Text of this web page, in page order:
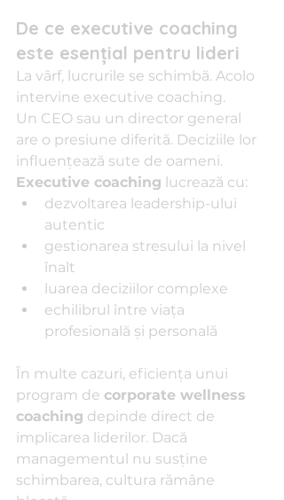
De ce executive coaching
este esențial pentru lideri
La vârf, lucrurile se schimbă. Acolo
intervine executive coaching.
Un CEO sau un director general
are o presiune diferită. Deciziile lor
influențează sute de oameni.
Executive coaching lucrează cu:
dezvoltarea leadership-ului
autentic
gestionarea stresului la nivel
înalt
luarea deciziilor complexe
echilibrul între viața
profesională și personală
În multe cazuri, eficiența unui
program de corporate wellness
coaching depinde direct de
implicarea liderilor. Dacă
managementul nu susține
schimbarea, cultura rămâne